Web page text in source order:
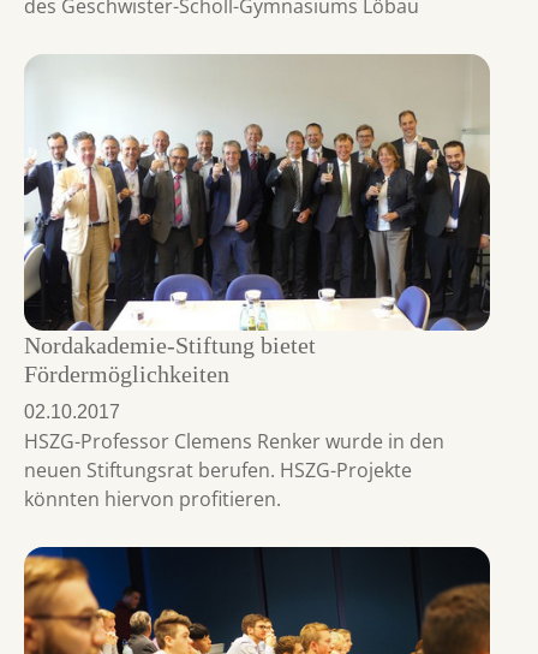
des Geschwister-Scholl-Gymnasiums Löbau
Nordakademie-Stiftung bietet
Fördermöglichkeiten
02.10.2017
HSZG-Professor Clemens Renker wurde in den
neuen Stiftungsrat berufen. HSZG-Projekte
könnten hiervon profitieren.